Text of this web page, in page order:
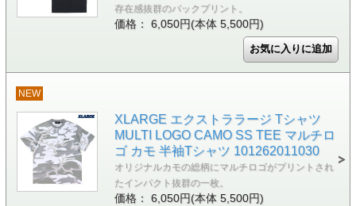
存在感抜群のバックプリント。
価格： 6,050円(本体 5,500円)
NEW
XLARGE エクストララージ Tシャツ
MULTI LOGO CAMO SS TEE マルチロ
ゴ カモ 半袖Tシャツ 101262011030
オリジナルカモの総柄にマルチロゴがプリントされ
たインパクト抜群の一枚。
価格： 6,050円(本体 5,500円)